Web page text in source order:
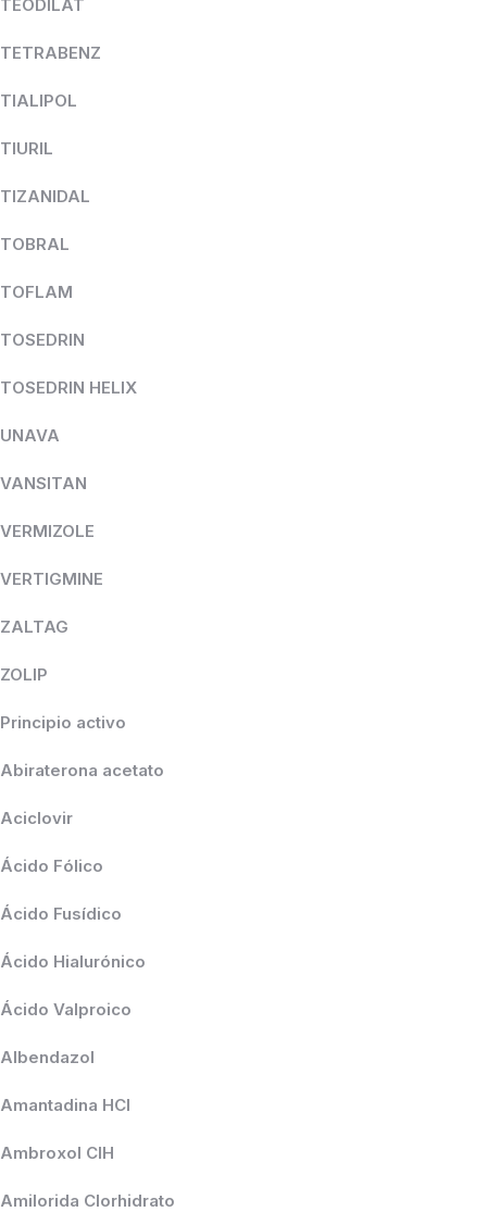
TEODILAT
TETRABENZ
TIALIPOL
TIURIL
TIZANIDAL
TOBRAL
TOFLAM
TOSEDRIN
TOSEDRIN HELIX
UNAVA
VANSITAN
VERMIZOLE
VERTIGMINE
ZALTAG
ZOLIP
Principio activo
Abiraterona acetato
Aciclovir
Ácido Fólico
Ácido Fusídico
Ácido Hialurónico
Ácido Valproico
Albendazol
Amantadina HCl
Ambroxol ClH
Amilorida Clorhidrato